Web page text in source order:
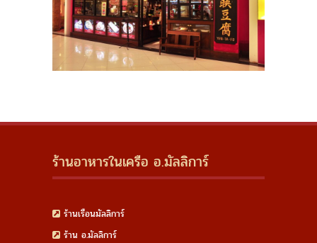
ร้านอาหารในเครือ อ.มัลลิการ์
ร้านเรือนมัลลิการ์
ร้าน อ.มัลลิการ์